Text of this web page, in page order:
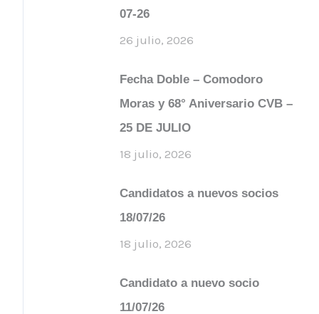
07-26
26 julio, 2026
Fecha Doble – Comodoro
Moras y 68° Aniversario CVB –
25 DE JULIO
18 julio, 2026
Candidatos a nuevos socios
18/07/26
18 julio, 2026
Candidato a nuevo socio
11/07/26